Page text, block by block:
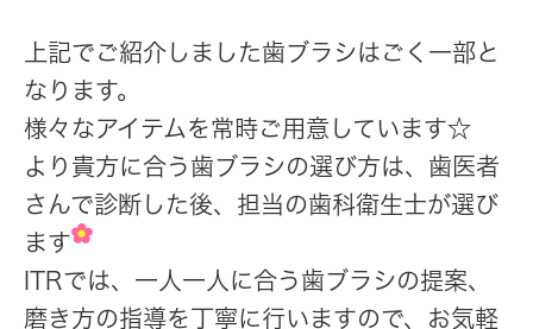
上記でご紹介しました歯ブラシはごく一部と
なります。
様々なアイテムを常時ご用意しています☆
より貴方に合う歯ブラシの選び方は、歯医者
さんで診断した後、担当の歯科衛生士が選び
ます
ITRでは、一人一人に合う歯ブラシの提案、
磨き方の指導を丁寧に行いますので、お気軽